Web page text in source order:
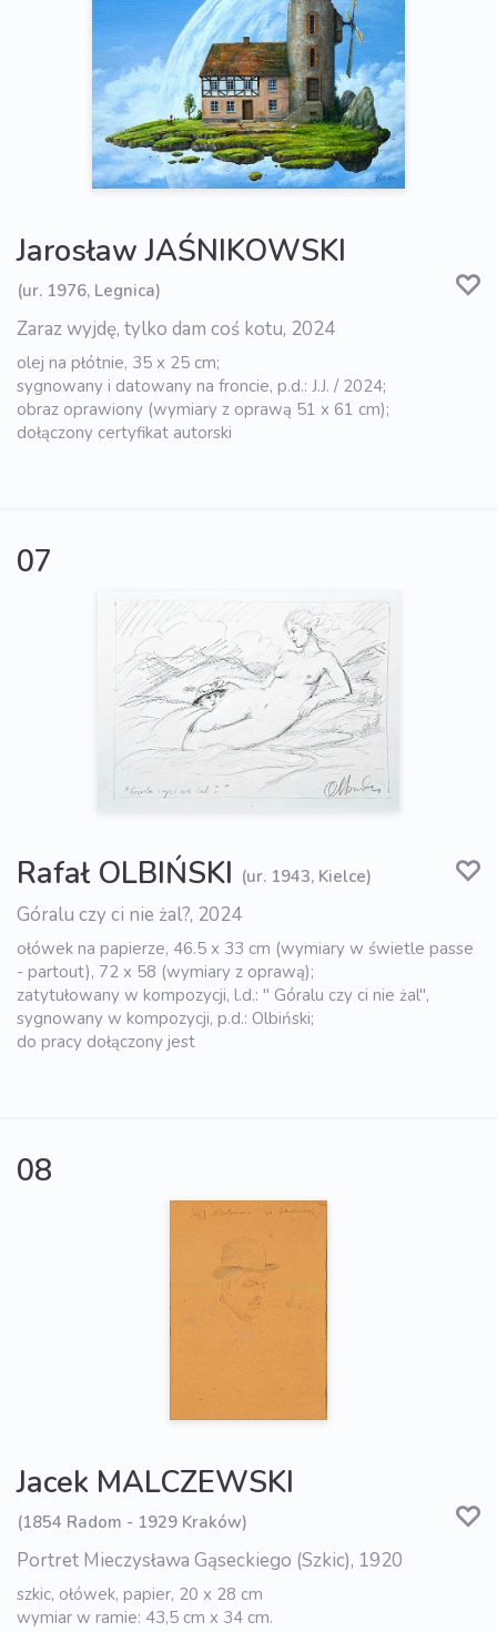
Jarosław JAŚNIKOWSKI
(ur. 1976, Legnica)
Zaraz wyjdę, tylko dam coś kotu, 2024
olej na płótnie, 35 x 25 cm;
sygnowany i datowany na froncie, p.d.: J.J. / 2024;
obraz oprawiony (wymiary z oprawą 51 x 61 cm);
dołączony certyfikat autorski
07
Rafał OLBIŃSKI (ur. 1943, Kielce)
Góralu czy ci nie żal?, 2024
ołówek na papierze, 46.5 x 33 cm (wymiary w świetle passe
- partout), 72 x 58 (wymiary z oprawą);
zatytułowany w kompozycji, l.d.: " Góralu czy ci nie żal",
sygnowany w kompozycji, p.d.: Olbiński;
do pracy dołączony jest
08
Jacek MALCZEWSKI
(1854 Radom - 1929 Kraków)
Portret Mieczysława Gąseckiego (Szkic), 1920
szkic, ołówek, papier, 20 x 28 cm
wymiar w ramie: 43,5 cm x 34 cm.